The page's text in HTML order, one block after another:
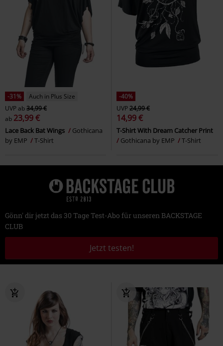
-31%
Auch in Plus Size
UVPab34,99 €
ab 23,99 €
Lace Back Bat Wings
Gothicana
by EMP
T-Shirt
-40%
UVP24,99 €
14,99 €
T-Shirt With Dream Catcher Print
Gothicana by EMP
T-Shirt
Gönn' dir jetzt das 30 Tage Test-Abo für unseren BACKSTAGE
CLUB
Jetzt testen!